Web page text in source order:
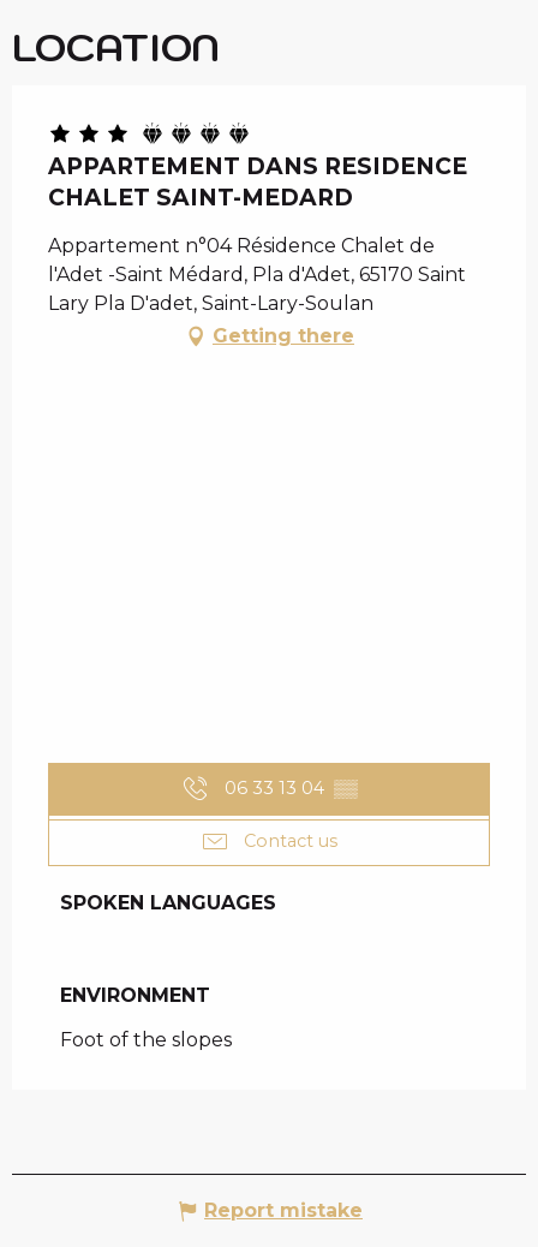
LOCATION
APPARTEMENT DANS RESIDENCE
CHALET SAINT-MEDARD
Appartement n°04 Résidence Chalet de
l'Adet -Saint Médard, Pla d'Adet, 65170 Saint
Lary Pla D'adet, Saint-Lary-Soulan
Getting there
06 33 13 04 ▒▒
Contact us
SPOKEN LANGUAGES
SPOKEN LANGUAGES
ENVIRONMENT
ENVIRONMENT
Foot of the slopes
Report mistake